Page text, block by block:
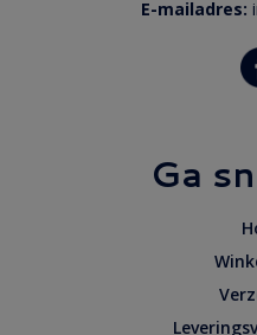
E-mailadres:
Ga